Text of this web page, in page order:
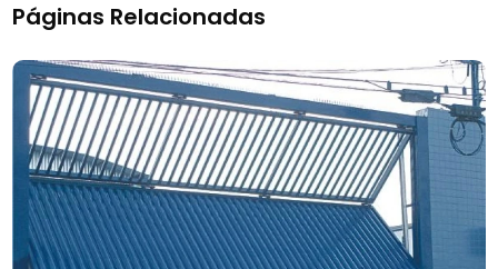
Páginas Relacionadas